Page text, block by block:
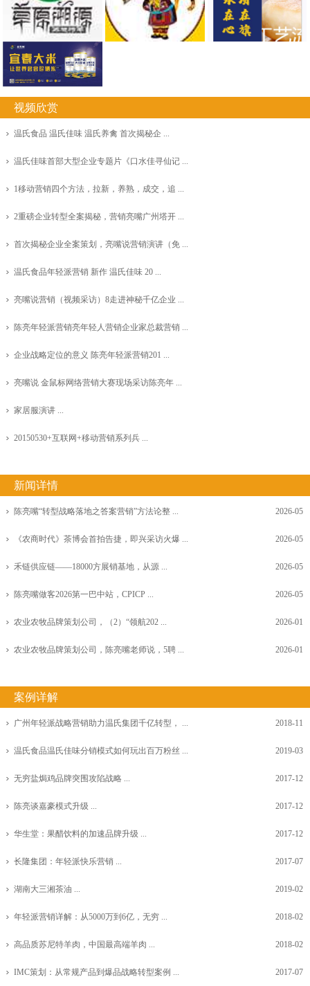
视频欣赏
温氏食品 温氏佳味 温氏养禽 首次揭秘企 ...
温氏佳味首部大型企业专题片《口水佳寻仙记 ...
1移动营销四个方法，拉新，养熟，成交，追 ...
2重磅企业转型全案揭秘，营销亮嘴广州塔开 ...
首次揭秘企业全案策划，亮嘴说营销演讲（免 ...
温氏食品年轻派营销 新作 温氏佳味 20 ...
亮嘴说营销（视频采访）8走进神秘千亿企业 ...
陈亮年轻派营销亮年轻人营销企业家总裁营销 ...
企业战略定位的意义 陈亮年轻派营销201 ...
亮嘴说 金鼠标网络营销大赛现场采访陈亮年 ...
家居服演讲 ...
20150530+互联网+移动营销系列兵 ...
新闻详情
陈亮嘴“转型战略落地之答案营销”方法论整 ... 2026-05
《农商时代》茶博会首拍告捷，即兴采访火爆 ... 2026-05
禾链供应链——18000方展销基地，从源 ... 2026-05
陈亮嘴做客2026第一巴中站，CPICP ... 2026-05
农业农牧品牌策划公司，（2）“领航202 ... 2026-01
农业农牧品牌策划公司，陈亮嘴老师说，5聘 ... 2026-01
案例详解
广州年轻派战略营销助力温氏集团千亿转型， ... 2018-11
温氏食品温氏佳味分销模式如何玩出百万粉丝 ... 2019-03
无穷盐焗鸡品牌突围攻陷战略 ... 2017-12
陈亮谈嘉豪模式升级 ... 2017-12
华生堂：果醋饮料的加速品牌升级 ... 2017-12
长隆集团：年轻派快乐营销 ... 2017-07
湖南大三湘茶油 ... 2019-02
年轻派营销详解：从5000万到6亿，无穷 ... 2018-02
高品质苏尼特羊肉，中国最高端羊肉 ... 2018-02
IMC策划：从常规产品到爆品战略转型案例 ... 2017-07